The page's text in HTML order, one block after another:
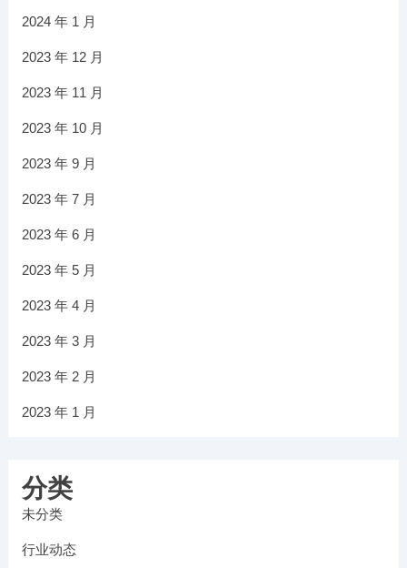
2024 年 1 月
2023 年 12 月
2023 年 11 月
2023 年 10 月
2023 年 9 月
2023 年 7 月
2023 年 6 月
2023 年 5 月
2023 年 4 月
2023 年 3 月
2023 年 2 月
2023 年 1 月
分类
未分类
行业动态